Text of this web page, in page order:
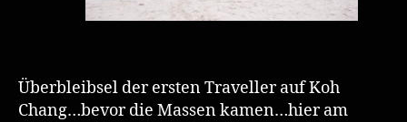
Überbleibsel der ersten Traveller auf Koh
Chang…bevor die Massen kamen…hier am